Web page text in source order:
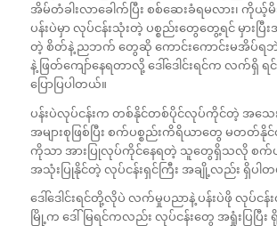
အိမ်တံခါးလာခေါက်ပြီး စစ်ဆေးခံရမလား၊ ကို
ပန်းပဲမှာ လုပ်ငန်းသုံးတဲ့ ပစ္စည်းတွေတွေ့ရင် မှားပြီ
တဲ့ စိတ်နဲ့ ညဘက် တွေဆို ကောင်းကောင်းမအိပ်
နဲ့ ဖြတ်ကျော်နေရတာလို့ ဒေါ်ဒေါင်းရင်က လက်ရှိ
ပြောပြပါတယ်။
ပန်းပဲလုပ်ငန်းက တစ်နိုင်တစ်ပိုင်လုပ်ကိုင်တဲ့ အသေး
အများစုဖြစ်ပြီး စက်ပစ္စည်းကိရိယာတွေ မတ
ကိုသာ အားပြုလုပ်ကိုင်နေရတဲ့ သူတွေရှိသလို စက်
အသုံးပြုနိုင်တဲ့ လုပ်ငန်းရှင်ကြီး အချို့လည်း ရှိပါ
ဒေါ်ဒေါင်းရင်တို့လိုပဲ လက်မှုပညာနဲ့ ပန်းပဲဖို လုပ်
မြို့က ဒေါ်မြရင်ကလည်း လုပ်ငန်းတွေ အရှုံးပြပြီး